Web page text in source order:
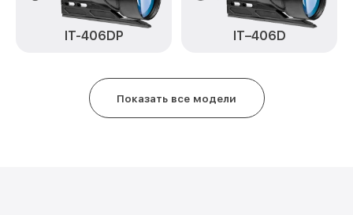
Замена дисплея (экрана) IT-124CP
от 750₽
Ремонт разъема IT-124CP Infratech
Ремонт Wi-Fi IT-124CP Infratech
IT-406DP IT–406D
Показать все модели